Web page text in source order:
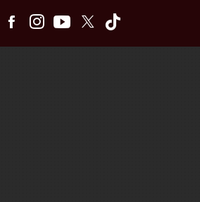
TelegramFacebookInstagramYoutubeTwitter